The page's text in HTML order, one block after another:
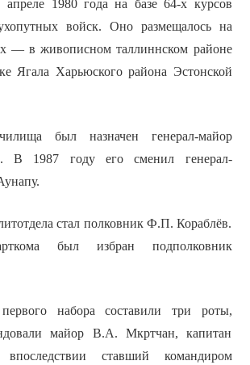
апреле 1980 года на базе 64-х курсов
войск. Оно размещалось на
— в живописном таллиннском районе
Ягала Харьюского района Эстонской
был назначен генерал-майор
В 1987 году его сменил генерал-
стал полковник Ф.П. Кораблёв.
был избран подполковник
набора составили три роты,
майор В.А. Мкртчан, капитан
ставший командиром